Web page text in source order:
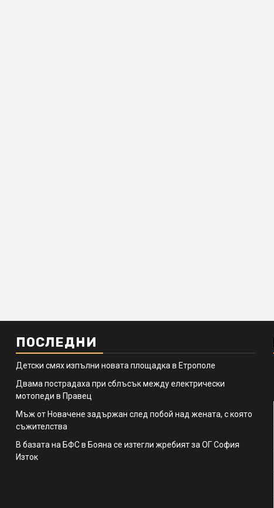
ПОСЛЕДНИ
Детски смях изпълни новата площадка в Етрополе
Двама пострадаха при сблъсък между електрически
мотопеди в Правец
Мъж от Новачене задържан след побой над жената, с която
съжителства
В базата на БФС в Бояна се изтегли жребият за ОГ София
Изток